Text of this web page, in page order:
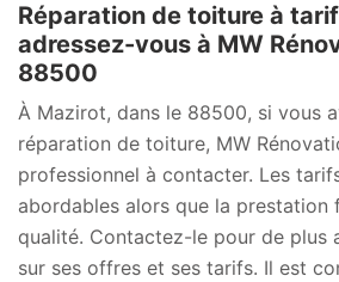
Réparation de toiture à
adressez-vous à MW
88500
À Mazirot, dans le 88500, si vous
réparation de toiture, MW
professionnel à contacter. Les
abordables alors que la prestation
qualité. Contactez-le pour de plus
sur ses offres et ses tarifs. Il est